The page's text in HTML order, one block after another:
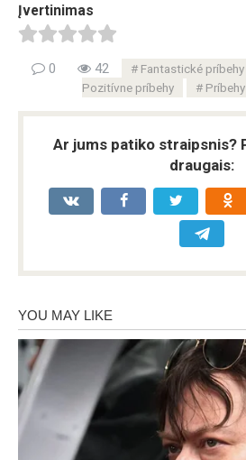
Įvertinimas
0 42 Fantastické príbehy
Pozitívne príbehy
Ar jums patiko straipsnis?
draugais: